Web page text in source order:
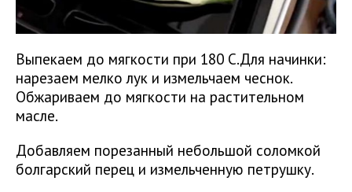
Выпекаем до мягкости при 180 С.Для начинки:
нарезаем мелко лук и измельчаем чеснок.
Обжариваем до мягкости на растительном
масле.
Добавляем порезанный небольшой соломкой
болгарский перец и измельченную петрушку.